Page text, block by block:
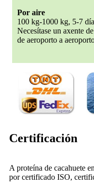
Por aire
100 kg-1000 kg, 5-7
Necesítase un axente
de aeroporto a
Certificación
A proteína de cacahuete
por certificado ISO,